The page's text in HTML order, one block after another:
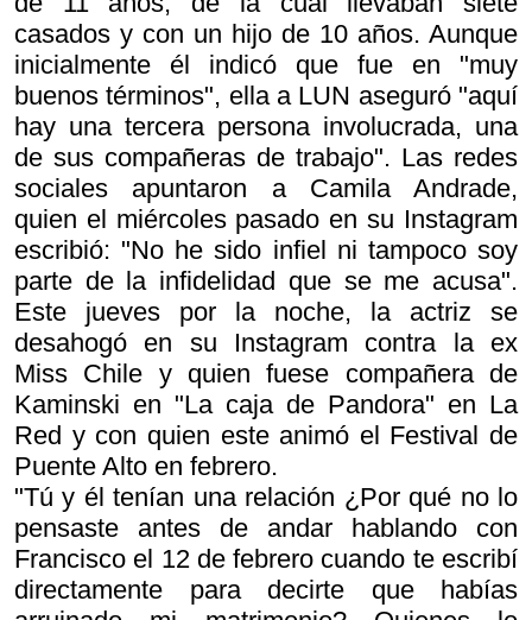
casados y con un hijo de 10 años. Aunque
inicialmente él indicó que fue en "muy
buenos términos", ella a LUN aseguró "aquí
hay una tercera persona involucrada, una
de sus compañeras de trabajo". Las redes
sociales apuntaron a Camila Andrade,
quien el miércoles pasado en su Instagram
escribió: "No he sido infiel ni tampoco soy
parte de la infidelidad que se me acusa".
Este jueves por la noche, la actriz se
desahogó en su Instagram contra la ex
Miss Chile y quien fuese compañera de
Kaminski en "La caja de Pandora" en La
Red y con quien este animó el Festival de
Puente Alto en febrero.
"Tú y él tenían una relación ¿Por qué no lo
pensaste antes de andar hablando con
Francisco el 12 de febrero cuando te escribí
directamente para decirte que habías